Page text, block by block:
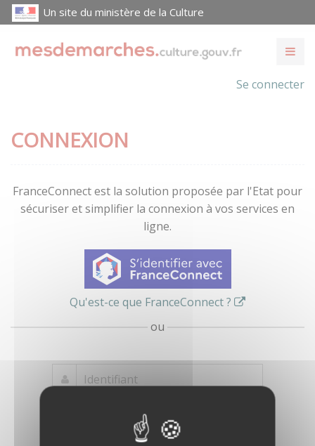
Un site du ministère de la Culture
Se connecter
CONNEXION
FranceConnect est la solution proposée par l'Etat pour
sécuriser et simplifier la connexion à vos services en
ligne.
Qu'est-ce que FranceConnect ?
ou